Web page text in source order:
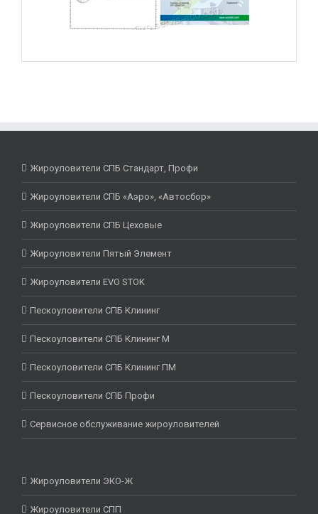
Жироуловители СПБ Стандарт, Профи
Жироуловители СПБ «Аэро», «Автосбор»
Жироуловители СПБ Цеховые
Жироуловители Пятый Элемент
Жироуловители EVO STOK
Пескоуловители СПБ Клининг
Пескоуловители СПБ Клининг М
Пескоуловители СПБ Клининг ПМ
Пескоуловители СПБ Профи
Сервисное обслуживание жироуловителей
Жироуловители ЭКО-Ж
Жироуловители СПП